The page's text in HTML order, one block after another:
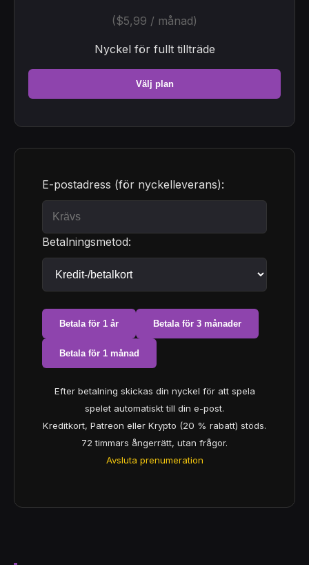
($5,99 / månad)
Nyckel för fullt tillträde
Välj plan
E-postadress (för nyckelleverans):
Betalningsmetod:
Betala för 1 år Betala för 3 månader
Betala för 1 månad
Efter betalning skickas din nyckel för att spela
spelet automatiskt till din e-post.
Kreditkort, Patreon eller Krypto (20 % rabatt) stöds.
72 timmars ångerrätt, utan frågor.
Avsluta prenumeration